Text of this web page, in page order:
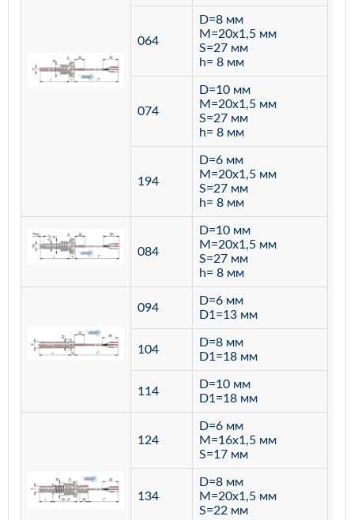
064
D=8 мм
M=20х1,5 мм
S=27 мм
h= 8 мм
074
D=10 мм
M=20х1,5 мм
S=27 мм
h= 8 мм
194
D=6 мм
M=20х1,5 мм
S=27 мм
h= 8 мм
084
D=10 мм
M=20х1,5 мм
S=27 мм
h= 8 мм
094
D=6 мм
D1=13 мм
104
D=8 мм
D1=18 мм
114
D=10 мм
D1=18 мм
124
D=6 мм
M=16х1,5 мм
S=17 мм
134
D=8 мм
M=20х1,5 мм
S=22 мм